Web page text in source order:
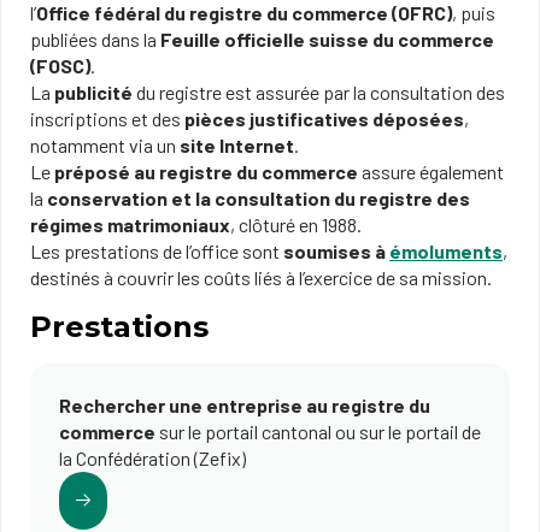
l’Office fédéral du registre du commerce (OFRC), puis
publiées dans la Feuille officielle suisse du commerce
(FOSC).
La publicité du registre est assurée par la consultation des
inscriptions et des pièces justificatives déposées,
notamment via un site Internet.
Le préposé au registre du commerce assure également
la conservation et la consultation du registre des
régimes matrimoniaux, clôturé en 1988.
Les prestations de l’office sont soumises à émoluments,
destinés à couvrir les coûts liés à l’exercice de sa mission.
Prestations
Rechercher une entreprise au registre du
commerce sur le portail cantonal ou sur le portail de
la Confédération (Zefix)